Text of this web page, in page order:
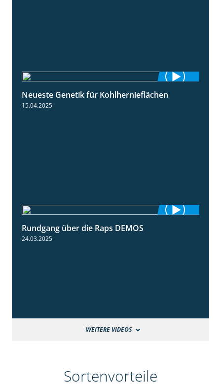
Neueste Genetik für Kohlhernieflächen
15.04.2025
Rundgang über die Raps DEMOS
24.03.2025
WEITERE VIDEOS
Sortenvorteile